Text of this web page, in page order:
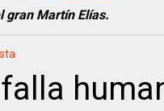
gran Martín Elías.